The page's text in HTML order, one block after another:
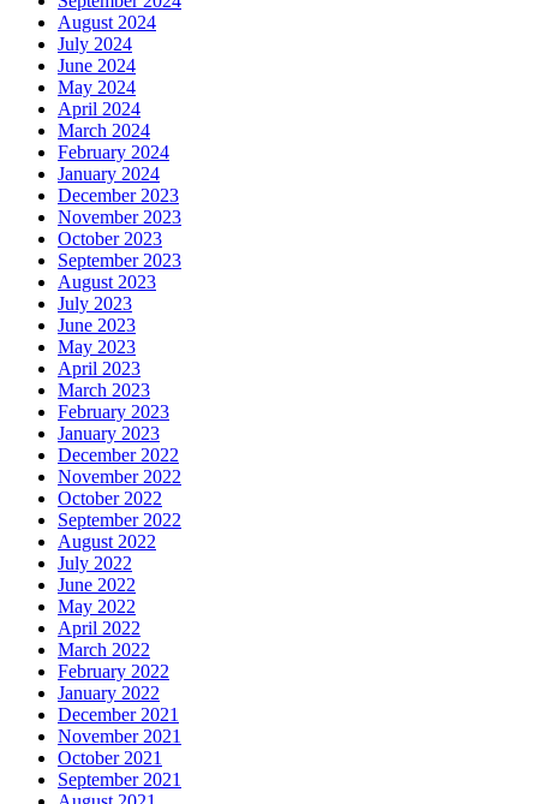
August 2024
July 2024
June 2024
May 2024
April 2024
March 2024
February 2024
January 2024
December 2023
November 2023
October 2023
September 2023
August 2023
July 2023
June 2023
May 2023
April 2023
March 2023
February 2023
January 2023
December 2022
November 2022
October 2022
September 2022
August 2022
July 2022
June 2022
May 2022
April 2022
March 2022
February 2022
January 2022
December 2021
November 2021
October 2021
September 2021